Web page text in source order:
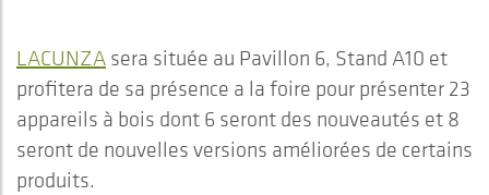
LACUNZA sera située au Pavillon 6, Stand A10 et
profitera de sa présence a la foire pour présenter 23
appareils à bois dont 6 seront des nouveautés et 8
seront de nouvelles versions améliorées de certains
produits.